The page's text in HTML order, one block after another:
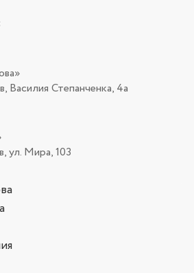
Василия Степанченка, 4а
ул. Мира, 103